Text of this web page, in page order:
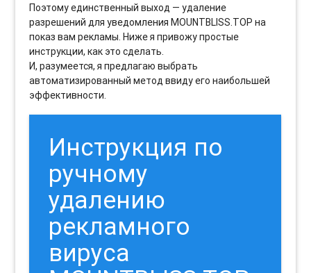
Поэтому единственный выход — удаление
разрешений для уведомления MOUNTBLISS.TOP на
показ вам рекламы. Ниже я привожу простые
инструкции, как это сделать.
И, разумеется, я предлагаю выбрать
автоматизированный метод ввиду его наибольшей
эффективности.
Инструкция по
ручному
удалению
рекламного
вируса